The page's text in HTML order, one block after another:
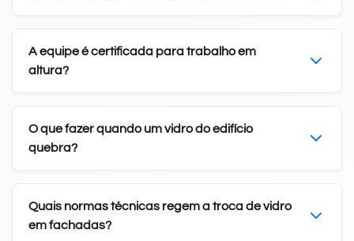
A equipe é certificada para trabalho em
altura?
O que fazer quando um vidro do edifício
quebra?
Quais normas técnicas regem a troca de vidro
em fachadas?